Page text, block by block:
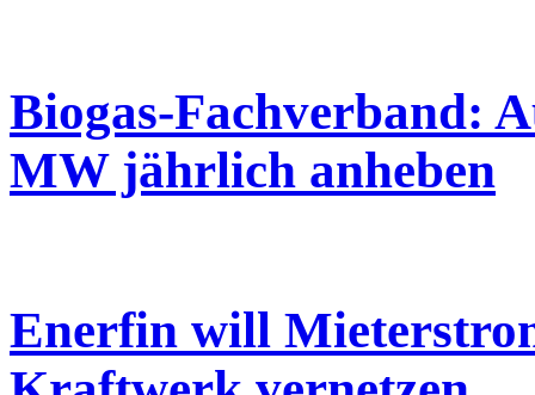
Biogas-Fachverband:
MW jährlich anheben
Enerfin will